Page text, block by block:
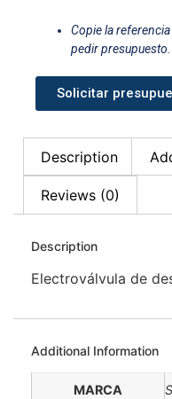
Copie la
pedir presupuesto.
Solicitar
Description
Reviews (0)
Description
Electroválvula de
Additional Information
MARCA